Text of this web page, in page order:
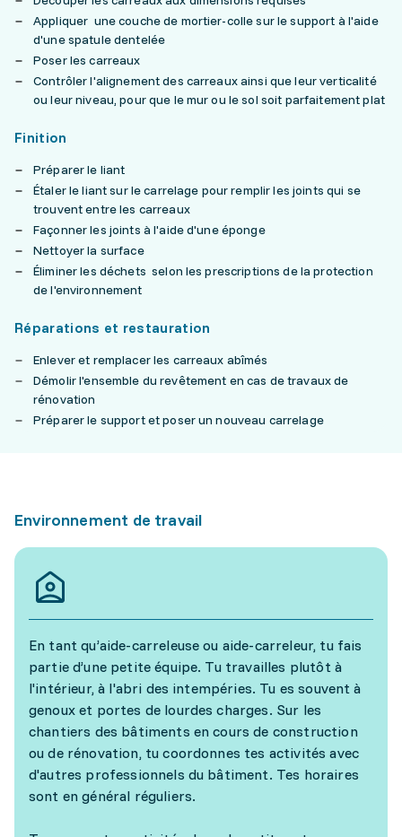
Appliquer une couche de mortier-colle sur le support à l'aide
d'une spatule dentelée
Poser les carreaux
Contrôler l'alignement des carreaux ainsi que leur verticalité
ou leur niveau, pour que le mur ou le sol soit parfaitement plat
Finition
Préparer le liant
Étaler le liant sur le carrelage pour remplir les joints qui se
trouvent entre les carreaux
Façonner les joints à l'aide d'une éponge
Nettoyer la surface
Éliminer les déchets selon les prescriptions de la protection
de l'environnement
Réparations et restauration
Enlever et remplacer les carreaux abîmés
Démolir l'ensemble du revêtement en cas de travaux de
rénovation
Préparer le support et poser un nouveau carrelage
Environnement de travail
En tant qu’aide-carreleuse ou aide-carreleur, tu fais
partie d’une petite équipe. Tu travailles plutôt à
l'intérieur, à l'abri des intempéries. Tu es souvent à
genoux et portes de lourdes charges. Sur les
chantiers des bâtiments en cours de construction
ou de rénovation, tu coordonnes tes activités avec
d'autres professionnels du bâtiment. Tes horaires
sont en général réguliers.